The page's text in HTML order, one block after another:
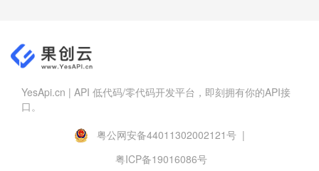
YesApi.cn | API 低代码/零代码开发平台，即刻拥有你的API接
口。
粤公网安备44011302002121号 |
粤ICP备19016086号